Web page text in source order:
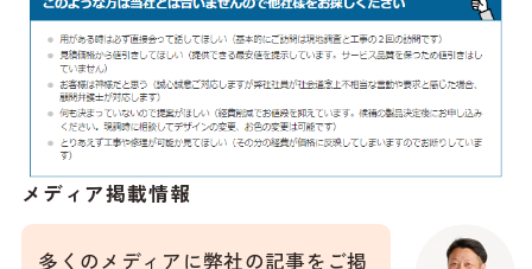
メディア掲載情報
多くのメディアに弊社の記事をご掲